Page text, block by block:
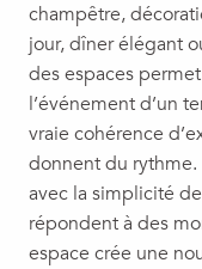
champêtre,
jour, dîner élégant
des espaces
l’événement d’un
vraie cohérence
donnent du rythme.
avec la simplicité
répondent à des
espace crée une